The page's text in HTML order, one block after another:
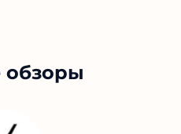
обзоры